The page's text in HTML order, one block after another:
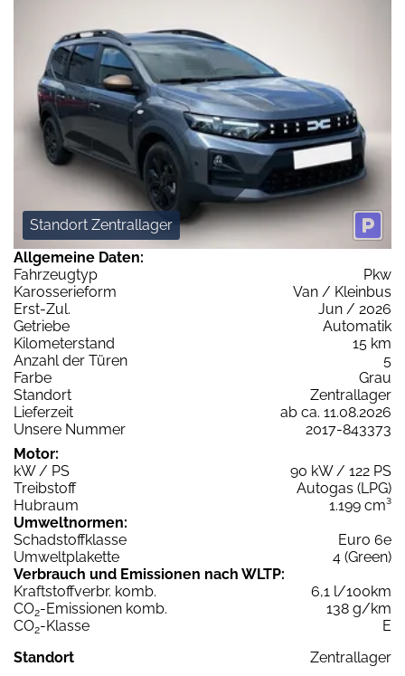
Standort Zentrallager
Allgemeine Daten:
Fahrzeugtyp
Pkw
Karosserieform
Van / Kleinbus
Erst-Zul.
Jun / 2026
Getriebe
Automatik
Kilometerstand
15 km
Anzahl der Türen
5
Farbe
Grau
Standort
Zentrallager
Lieferzeit
ab ca. 11.08.2026
Unsere Nummer
2017-843373
Motor:
kW / PS
90 kW / 122 PS
Treibstoff
Autogas (LPG)
Hubraum
1.199 cm³
Umweltnormen:
Schadstoffklasse
Euro 6e
Umweltplakette
4 (Green)
Verbrauch und Emissionen nach WLTP:
Kraftstoffverbr. komb.
6,1 l/100km
CO2-Emissionen komb.
138 g/km
CO2-Klasse
E
Standort
Zentrallager